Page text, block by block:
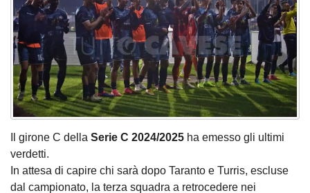
Il girone C della Serie C 2024/2025 ha emesso gli ultimi
verdetti.
In attesa di capire chi sarà dopo Taranto e Turris, escluse
dal campionato, la terza squadra a retrocedere nei